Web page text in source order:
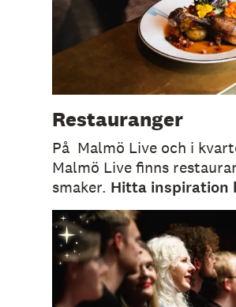
Restauranger
På Malmö Live och i
Malmö Live finns
smaker. Hitta inspiration